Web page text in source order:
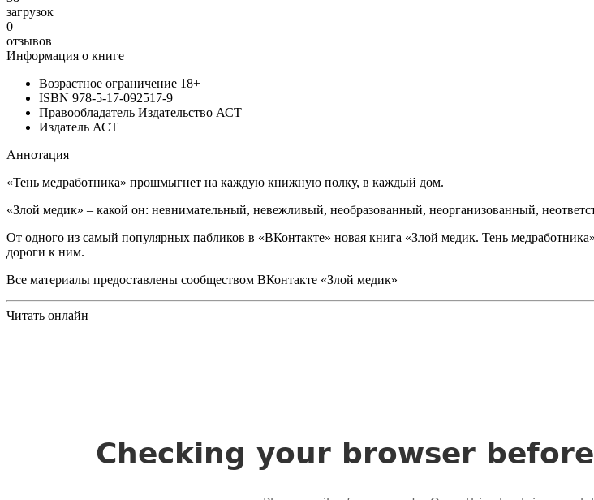
загрузок
0
отзывов
Информация о книге
Возрастное ограничение 18+
ISBN 978-5-17-092517-9
Правообладатель Издательство АСТ
Издатель АСТ
Аннотация
«Тень медработника» прошмыгнет на каждую книжную полку, в каждый дом.
«Злой медик» – какой он: невнимательный, невежливый, необразованный, неорганизованный,
От одного из самый популярных пабликов в «ВКонтакте» новая книга «Злой медик. Тень
дороги к ним.
Все материалы предоставлены сообществом ВКонтакте «Злой медик»
Читать онлайн